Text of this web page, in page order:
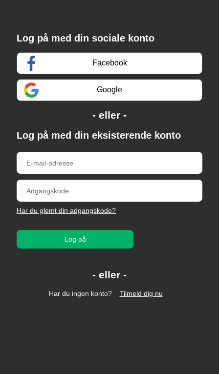
Log på med din sociale konto
Facebook
Google
Log på med din eksisterende konto
Har du glemt din adgangskode?
Log på
Har du ingen konto? Tilmeld dig nu